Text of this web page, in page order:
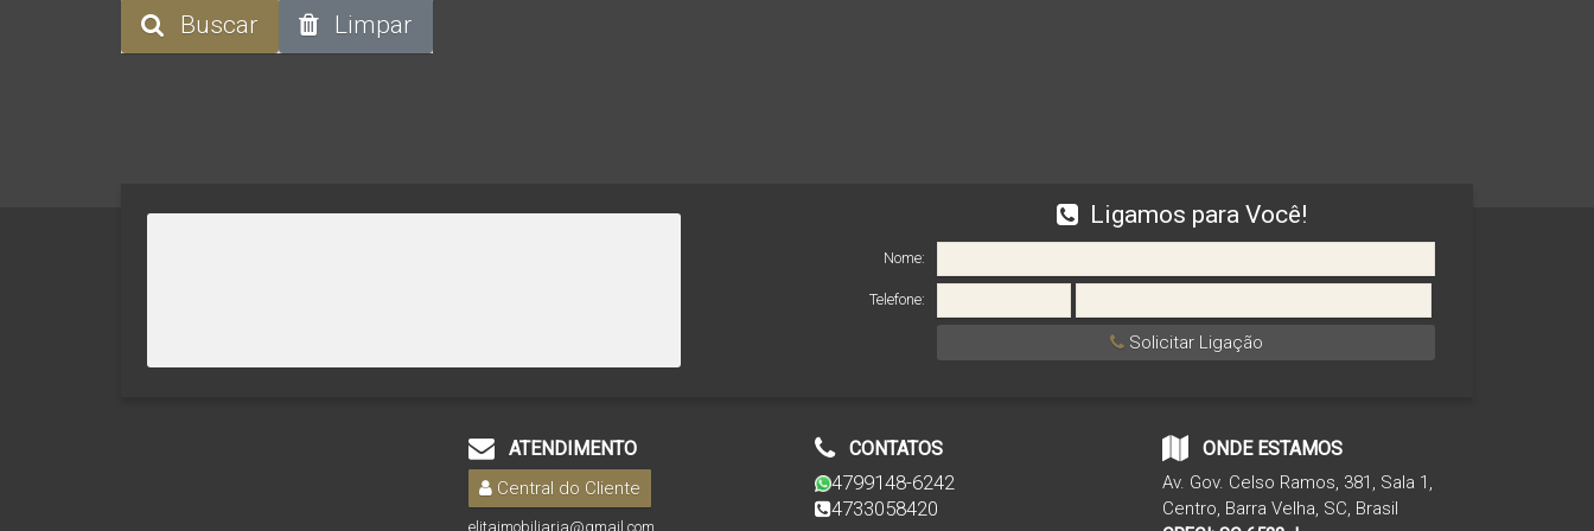
Buscar Limpar
Ligamos para Você!
Nome:
Telefone:
Solicitar Ligação
ATENDIMENTO
Central do Cliente
elitaimobiliaria@gmail.com
CONTATOS
4799148-6242
4733058420
ONDE ESTAMOS
Av. Gov. Celso Ramos, 381 , Sala 1 ,
Centro, Barra Velha, SC, Brasil